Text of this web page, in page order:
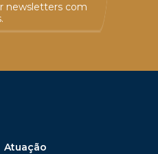
newsletters com
Atuação